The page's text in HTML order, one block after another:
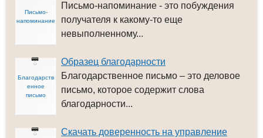
Письмо-
напоминание
Письмо-напоминание - это побуждения
получателя к какому-то еще
невыполненному...
Благодарств
енное
письмо
Образец благодарности
Благодарственное письмо – это деловое
письмо, которое содержит слова
благодарности...
Скачать доверенность на управление